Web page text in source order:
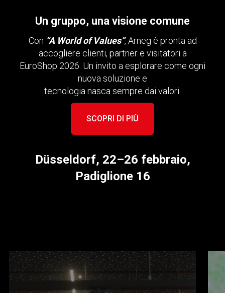
Un gruppo, una visione comune
Con “A World of Values”, Arneg è pronta ad
accogliere clienti, partner e visitatori a
EuroShop 2026. Un invito a esplorare come ogni
nuova soluzione e
tecnologia nasca sempre dai valori.
SCOPRI DI PIÙ
Düsseldorf, 22–26 febbraio,
Padiglione 16